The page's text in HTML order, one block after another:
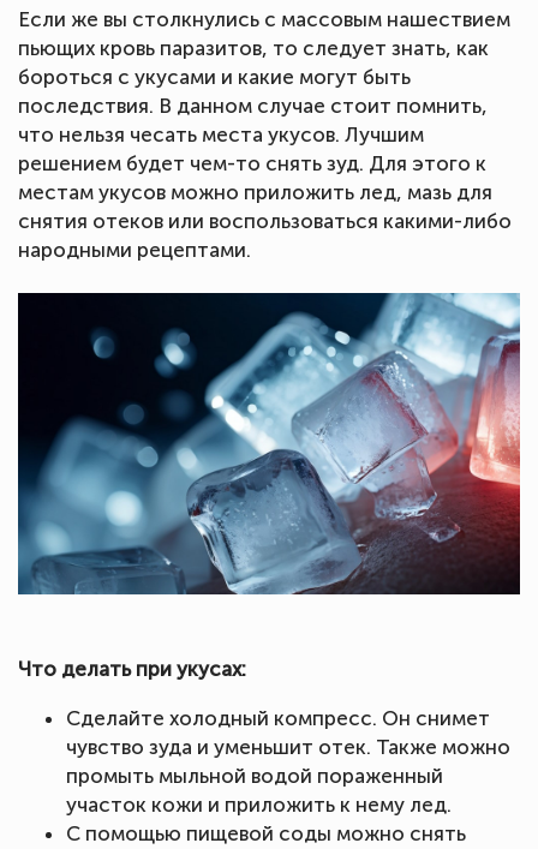
Если же вы столкнулись с массовым нашествием
пьющих кровь паразитов, то следует знать, как
бороться с укусами и какие могут быть
последствия. В данном случае стоит помнить,
что нельзя чесать места укусов. Лучшим
решением будет чем-то снять зуд. Для этого к
местам укусов можно приложить лед, мазь для
снятия отеков или воспользоваться какими-либо
народными рецептами.
Что делать при укусах:
Сделайте холодный компресс. Он снимет
чувство зуда и уменьшит отек. Также можно
промыть мыльной водой пораженный
участок кожи и приложить к нему лед.
С помощью пищевой соды можно снять